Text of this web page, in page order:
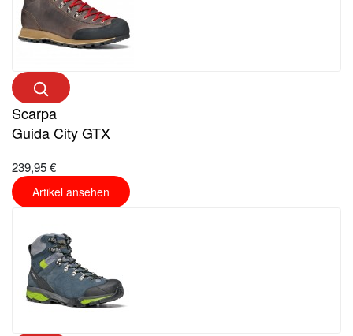
Scarpa
Guida City GTX
239,95 €
Artikel ansehen